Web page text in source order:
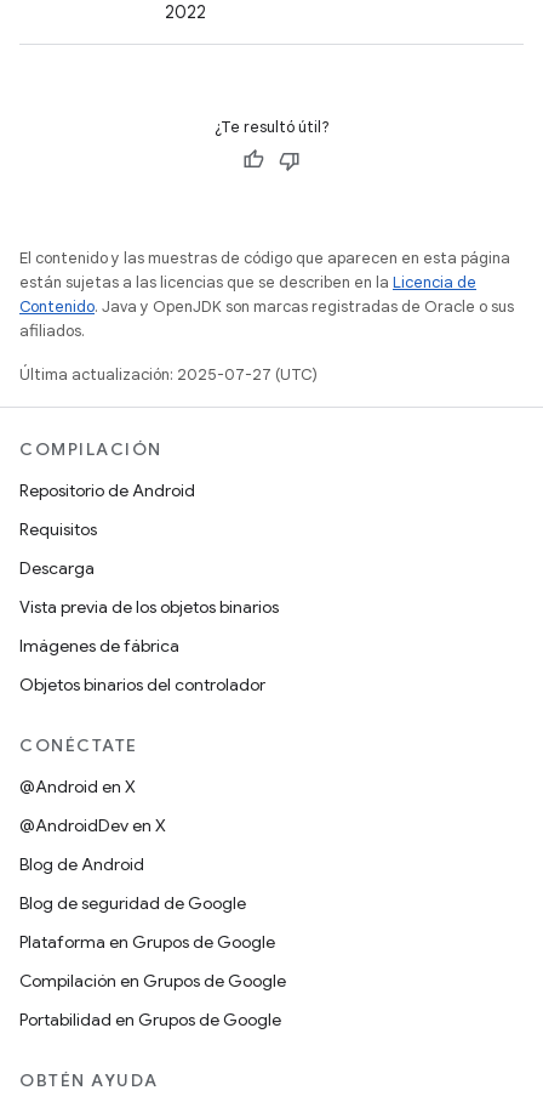
2022
¿Te resultó útil?
El contenido y las muestras de código que aparecen en esta página
están sujetas a las licencias que se describen en la Licencia de
Contenido. Java y OpenJDK son marcas registradas de Oracle o sus
afiliados.
Última actualización: 2025-07-27 (UTC)
COMPILACIÓN
Repositorio de Android
Requisitos
Descarga
Vista previa de los objetos binarios
Imágenes de fábrica
Objetos binarios del controlador
CONÉCTATE
@Android en X
@AndroidDev en X
Blog de Android
Blog de seguridad de Google
Plataforma en Grupos de Google
Compilación en Grupos de Google
Portabilidad en Grupos de Google
OBTÉN AYUDA